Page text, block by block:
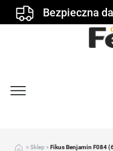
Bezpieczna
» Sklep » Fikus Benjamin F084